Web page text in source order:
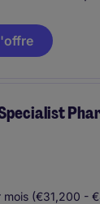
en
een
(€31,200 -